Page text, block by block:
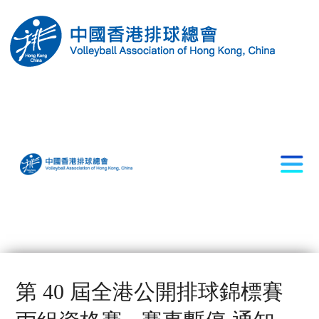
第 40 屆全港公開排球錦標賽